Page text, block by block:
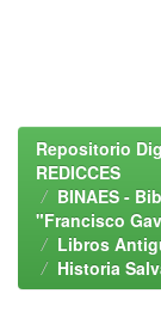
Repositorio
REDICCES
BINAES -
"Francisco
Libros
Historia